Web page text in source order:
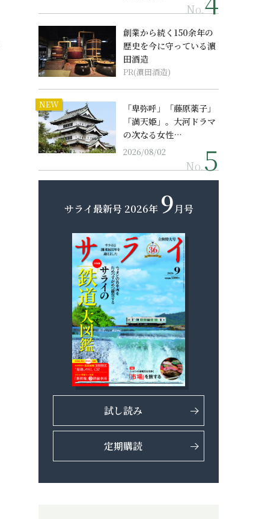
No.
創業から続く150余年の
歴史を今に守っている濵
田酒造
PR(濵田酒造)
NEW
「卑弥呼」「藤原薬子」
「満天姫」。大河ドラマ
の次なる女性…
2026/08/02
No.
サライ最新号 2026年 9月号
試し読み
定期購読